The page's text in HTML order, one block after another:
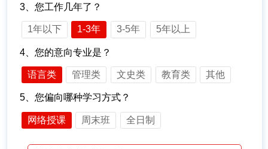
3、您工作几年了？
1年以下 1-3年 3-5年 5年以上
4、您的意向专业是？
语言类 管理类 文史类 教育类 其他
5、您偏向哪种学习方式？
网络授课 周末班 全日制